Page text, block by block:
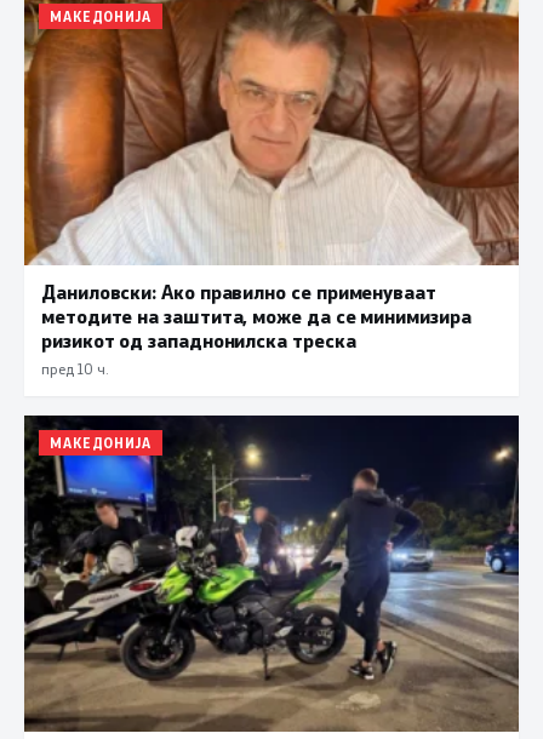
МАКЕДОНИЈА
Даниловски: Ако правилно се применуваат
методите на заштита, може да се минимизира
ризикот од западнонилска треска
пред 10 ч.
МАКЕДОНИЈА